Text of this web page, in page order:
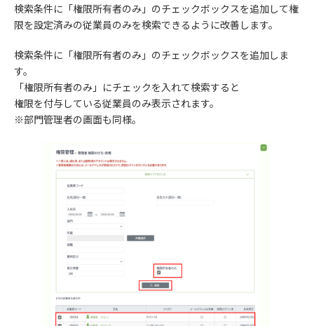
検索条件に「権限所有者のみ」のチェックボックスを追加して権
限を設定済みの従業員のみを検索できるように改善します。
検索条件に「権限所有者のみ」のチェックボックスを追加しま
す。
「権限所有者のみ」にチェックを入れて検索すると
権限を付与している従業員のみ表示されます。
※部門管理者の画面も同様。